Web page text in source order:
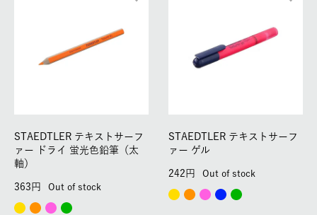
STAEDTLER テキストサーフ
ァー ドライ 蛍光色鉛筆（太
軸）
363 Out of stock
STAEDTLER テキストサーフ
ァー ゲル
242 Out of stock